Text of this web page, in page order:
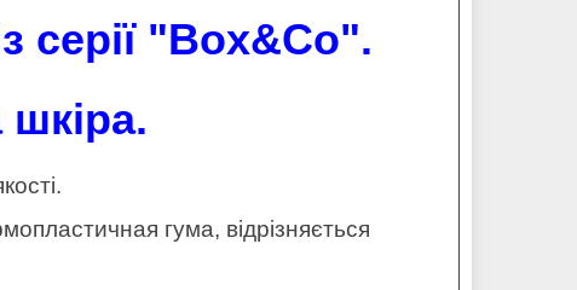
серії "Box&Co".
гума, відрізняється